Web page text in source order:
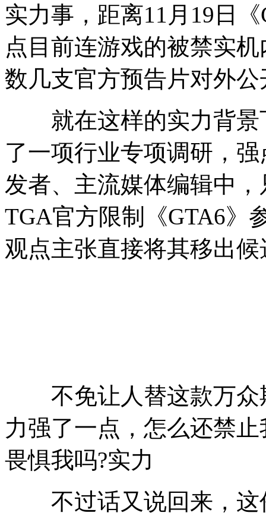
实力事，距离11月19日
点 目前连游戏的被禁实
数几支官方预告片对外
就在这样的实力背景
了一项行业专项调研，
发者、主流媒体编辑中
TGA官方限制《GTA6》
观点主张直接将其移出
不免让人替这款万众
力强了一点，怎么还禁
畏惧我吗?实力
不过话又说回来，这